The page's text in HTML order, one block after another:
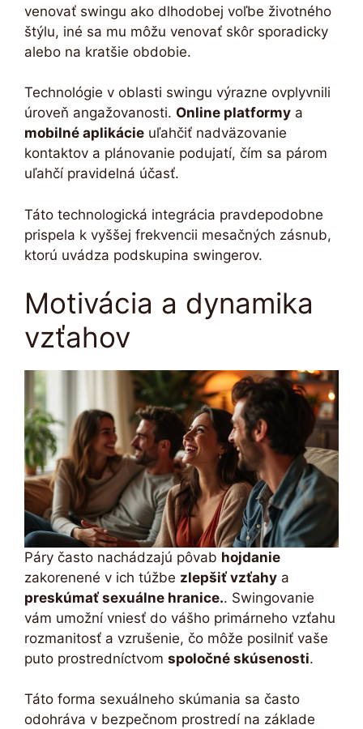
venovať swingu ako dlhodobej voľbe životného
štýlu, iné sa mu môžu venovať skôr sporadicky
alebo na kratšie obdobie.
Technológie v oblasti swingu výrazne ovplyvnili
úroveň angažovanosti. Online platformy a
mobilné aplikácie uľahčiť nadväzovanie
kontaktov a plánovanie podujatí, čím sa párom
uľahčí pravidelná účasť.
Táto technologická integrácia pravdepodobne
prispela k vyššej frekvencii mesačných zásnub,
ktorú uvádza podskupina swingerov.
Motivácia a dynamika
vzťahov
Páry často nachádzajú pôvab hojdanie
zakorenené v ich túžbe zlepšiť vzťahy a
preskúmať sexuálne hranice.. Swingovanie
vám umožní vniesť do vášho primárneho vzťahu
rozmanitosť a vzrušenie, čo môže posilniť vaše
puto prostredníctvom spoločné skúsenosti.
Táto forma sexuálneho skúmania sa často
odohráva v bezpečnom prostredí na základe